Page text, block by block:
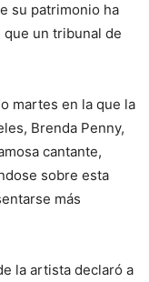
su patrimonio ha
un tribunal de
martes en la que la
Brenda Penny,
cantante,
sobre esta
más
la artista declaró a